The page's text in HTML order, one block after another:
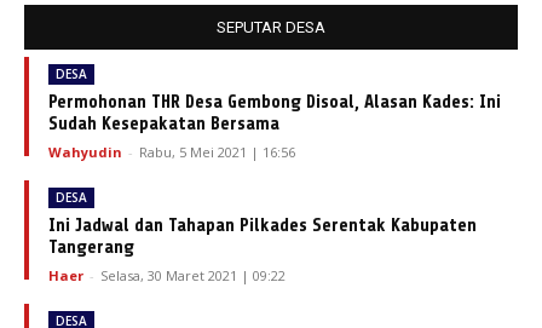
SEPUTAR DESA
DESA
Permohonan THR Desa Gembong Disoal, Alasan Kades: Ini
Sudah Kesepakatan Bersama
Wahyudin - Rabu, 5 Mei 2021 | 16:56
DESA
Ini Jadwal dan Tahapan Pilkades Serentak Kabupaten
Tangerang
Haer - Selasa, 30 Maret 2021 | 09:22
DESA